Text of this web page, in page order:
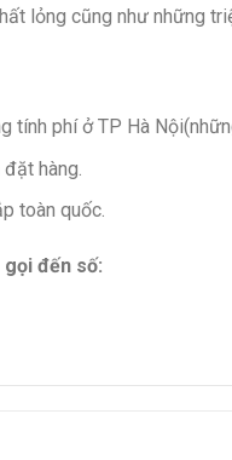
lỏng cũng như những
phí ở TP Hà
hàng.
toàn quốc.
đến số: